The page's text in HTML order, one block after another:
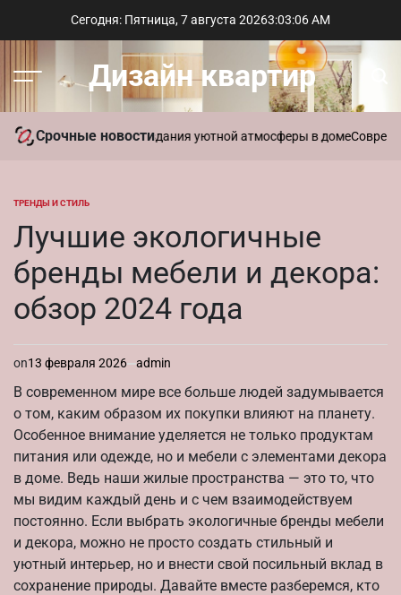
Сегодня: Пятница, 7 августа 20263:03:07AM
Меню Дизайн квартир
Срочные новости
ароматы для создания уютной атмосферы в домеСовременный
ОПУБЛИКОВАНО
ТРЕНДЫ И СТИЛЬ
Лучшие экологичные
бренды мебели и декора:
обзор 2024 года
on13 февраля 2026 admin
В современном мире все больше людей задумывается
о том, каким образом их покупки влияют на планету.
Особенное внимание уделяется не только продуктам
питания или одежде, но и мебели с элементами декора
в доме. Ведь наши жилые пространства — это то, что
мы видим каждый день и с чем взаимодействуем
постоянно. Если выбрать экологичные бренды мебели
и декора, можно не просто создать стильный и
уютный интерьер, но и внести свой посильный вклад в
сохранение природы. Давайте вместе разберемся, кто